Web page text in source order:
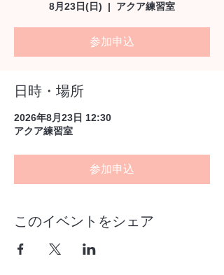
8月23日(日)
  |
アクア練習室
参加申込
日時・場所
2026年8月23日 12:30
アクア練習室
参加申込
このイベントをシェア